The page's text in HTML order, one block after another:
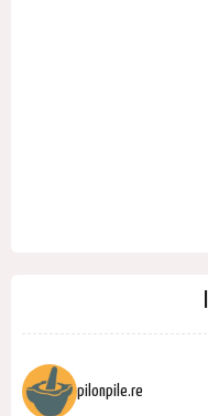
pilonpile.re